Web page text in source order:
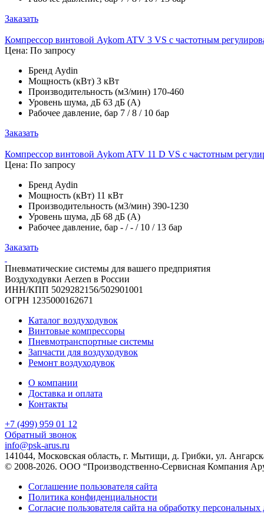
Заказать
Компрессор винтовой Aykom ATV 3 VS с частотным
Цена: По запросу
Бренд Aydin
Мощность (кВт) 3 кВт
Производительность (м3/мин) 170-460
Уровень шума, дБ 63 дБ (А)
Рабочее давление, бар 7 / 8 / 10 бар
Заказать
Компрессор винтовой Aykom ATV 11 D VS с частотным
Цена: По запросу
Бренд Aydin
Мощность (кВт) 11 кВт
Производительность (м3/мин) 390-1230
Уровень шума, дБ 68 дБ (А)
Рабочее давление, бар - / - / 10 / 13 бар
Заказать
Пневматические системы для вашего предприятия
Воздуходувки Aerzen в России
ИНН/КПП 5029282156/502901001
ОГРН 1235000162671
Каталог воздуходувок
Винтовые компрессоры
Пневмотранспортные системы
Запчасти для воздуходувок
Ремонт воздуходувок
О компании
Доставка и оплата
Контакты
+7 (499) 959 01 12
Обратный звонок
info@psk-arus.ru
141044, Московская область, г. Мытищи, д. Грибки, ул.
© 2008-2026. ООО “Производственно-Сервисная Компания
Соглашение пользователя сайта
Политика конфиденциальности
Согласие пользователя сайта на обработку